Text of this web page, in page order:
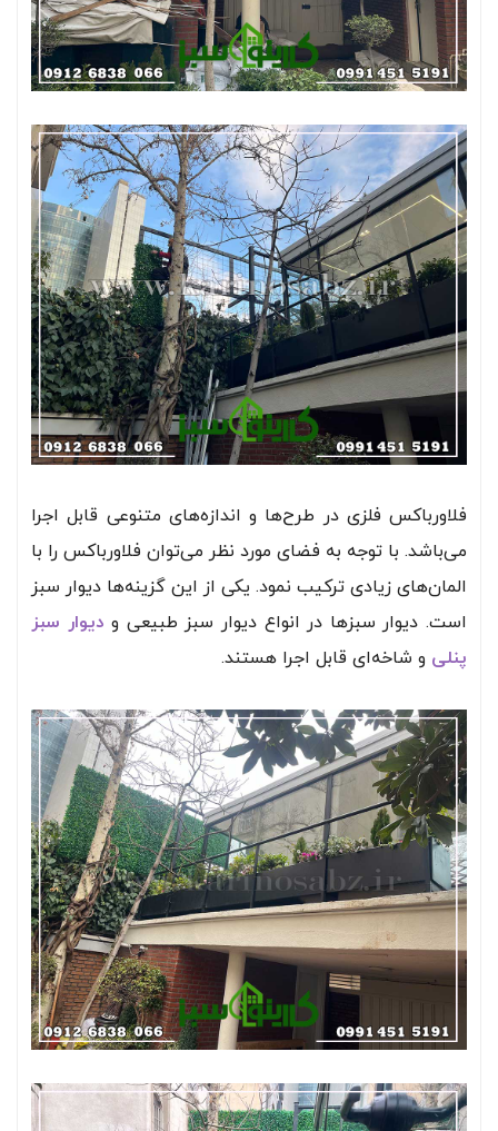
فلاورباکس فلزی در طرح‌ها و اندازه‌های متنوعی قابل اجرا
می‌باشد. با توجه به فضای مورد نظر می‌توان فلاورباکس را با
المان‌های زیادی ترکیب نمود. یکی از این گزینه‌ها دیوار سبز
است. دیوار سبز‌ها در انواع دیوار سبز طبیعی و دیوار سبز
پنلی و شاخه‌ای قابل اجرا هستند.